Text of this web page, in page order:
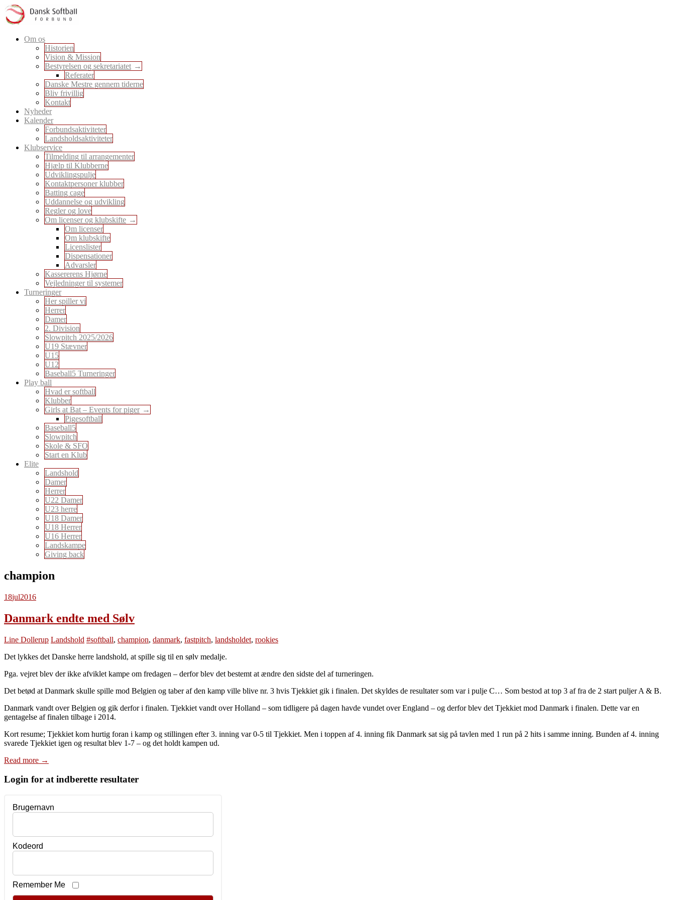
Skip
to
content
Dansk Softball Forbund
En sport for alle
Om os
Historien
Vision & Mission
Bestyrelsen og sekretariatet
Referater
Danske Mestre gennem tiderne
Bliv frivillig
Kontakt
Nyheder
Kalender
Forbundsaktiviteter
Landsholdsaktiviteter
Klubservice
Tilmelding til arrangementer
Hjælp til Klubberne
Udviklingspulje
Kontaktpersoner klubber
Batting cage
Uddannelse og udvikling
Regler og love
Om licenser og klubskifte
Om licenser
Om klubskifte
Licenslister
Dispensationer
Advarsler
Kassererens Hjørne
Vejledninger til systemer
Turneringer
Her spiller vi
Herrer
Damer
2. Division
Slowpitch 2025/2026
U19 Stævner
U15
U12
Baseball5 Turneringer
Play ball
Hvad er softball
Klubber
Girls at Bat – Events for piger
Pigesoftball
Baseball5
Slowpitch
Skole & SFO
Start en Klub
Elite
Landshold
Damer
Herrer
U22 Damer
U23 herre
U18 Damer
U18 Herrer
U16 Herrer
Landskampe
Giving back
champion
18jul2016
Danmark endte med Sølv
Line Dollerup Landshold #softball, champion, danmark, fastpitch, landsholdet, rookies
Det lykkes det Danske herre landshold, at spille sig til en sølv medalje.
Pga. vejret blev der ikke afviklet kampe om fredagen – derfor blev det bestemt at ændre den sidste del af turneringen.
Det betød at Danmark skulle spille mod Belgien og taber af den kamp ville blive nr. 3 hvis Tjekkiet gik i finalen. Det skyldes de resultater som var i pulje C… Som bestod at top 3 af fra de 2 start puljer A & B.
Danmark vandt over Belgien og gik derfor i finalen. Tjekkiet vandt over Holland – som tidligere på dagen havde vundet over England – og derfor blev det Tjekkiet mod Danmark i finalen. Dette var en
gentagelse af finalen tilbage i 2014.
Kort resume; Tjekkiet kom hurtig foran i kamp og stillingen efter 3. inning var 0-5 til Tjekkiet. Men i toppen af 4. inning fik Danmark sat sig på tavlen med 1 run på 2 hits i samme inning. Bunden af 4. inning
svarede Tjekkiet igen og resultat blev 1-7 – og det holdt kampen ud.
Read more →
Login for at indberette resultater
Brugernavn
Kodeord
Remember Me